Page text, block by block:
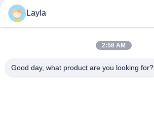
0086-18688885859
Layla
2:58 AM
Good day, what product are you looking for?